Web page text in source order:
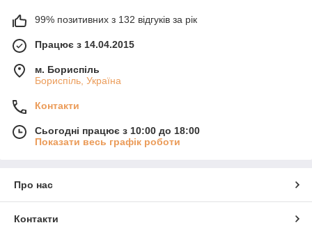
99% позитивних з 132 відгуків за рік
Працює з 14.04.2015
м. Бориспіль
Бориспіль, Україна
Контакти
Сьогодні працює з 10:00 до 18:00
Показати весь графік роботи
Про нас
Контакти